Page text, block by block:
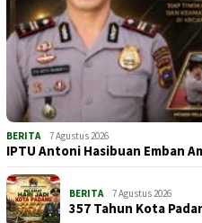
BERITA 7 Agustus 2026
IPTU Antoni Hasibuan Emban
BERITA 7 Agustus 2026
357 Tahun Kota